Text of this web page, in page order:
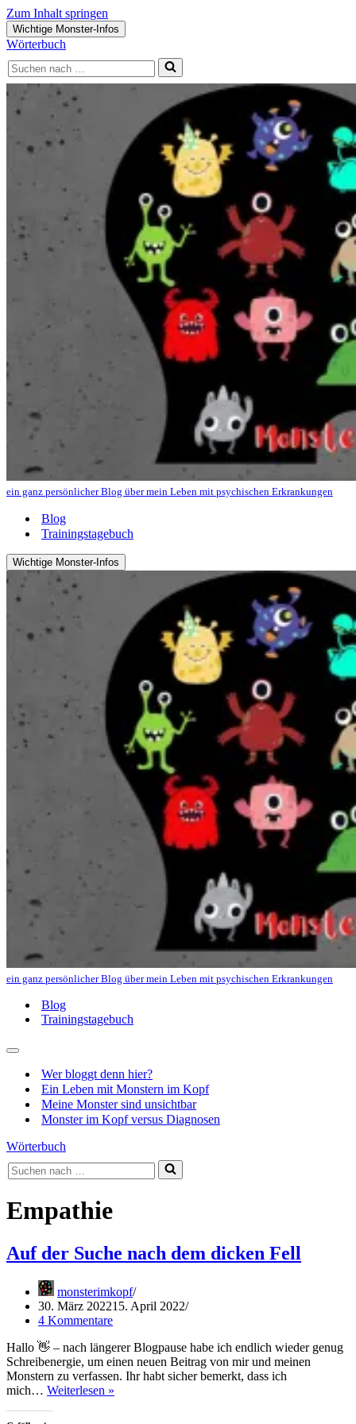
Zum Inhalt springen
Wichtige Monster-Infos
Navigations-
Menü
Wörterbuch
Suchen
nach …
ein ganz persönlicher Blog über mein Leben mit psychischen Erkrankungen
Blog
Trainingstagebuch
Wichtige Monster-Infos
Navigations-
Menü
ein ganz persönlicher Blog über mein Leben mit psychischen Erkrankungen
Blog
Trainingstagebuch
Navigations-
Wer bloggt denn hier?
Ein Leben mit Monstern im Kopf
Meine Monster sind unsichtbar
Monster im Kopf versus Diagnosen
Wörterbuch
Suchen
nach …
Empathie
Auf der Suche nach dem dicken Fell
monsterimkopf
30. März 202215. April 2022
4 Kommentare
Hallo 👋 – nach längerer Blogpause habe ich endlich wieder genug
Schreibenergie, um einen neuen Beitrag von mir und meinen
Monstern zu verfassen. Ihr habt sicher bemerkt, dass ich
mich… Weiterlesen »